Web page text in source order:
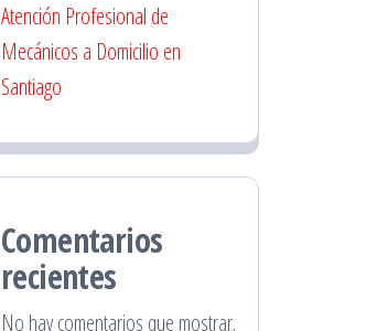
Atención Profesional de
Mecánicos a Domicilio en
Santiago
Comentarios
recientes
No hay comentarios que mostrar.